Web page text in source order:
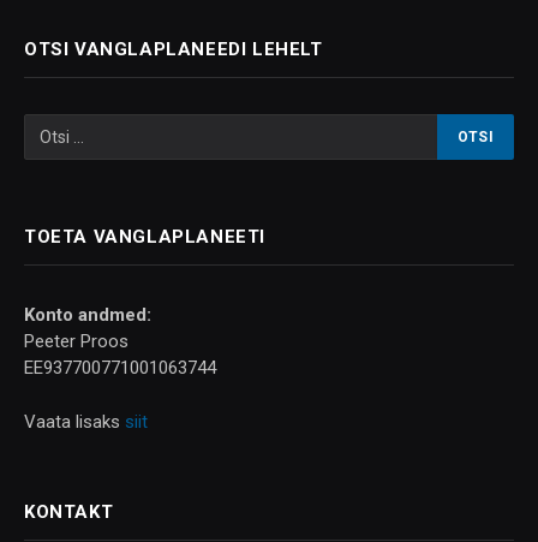
OTSI VANGLAPLANEEDI LEHELT
TOETA VANGLAPLANEETI
Konto andmed:
Peeter Proos
EE937700771001063744
Vaata lisaks siit
KONTAKT